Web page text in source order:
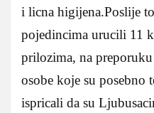
i licna higijena.Poslije
pojedincima urucili 11
prilozima, na
osobe koje su posebno
ispricali da su